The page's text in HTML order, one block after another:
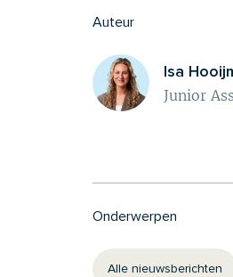
Auteur
Isa
Junior
Onderwerpen
Alle nieuwsberichten